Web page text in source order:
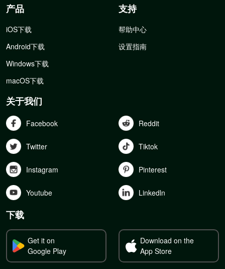
产品
iOS下载
Android下载
Windows下载
macOS下载
支持
帮助中心
设置指南
关于我们
Facebook Reddit
Twitter Tiktok
Instagram Pinterest
Youtube Linkedln
下载
Get it on
Google Play
Download on the
App Store